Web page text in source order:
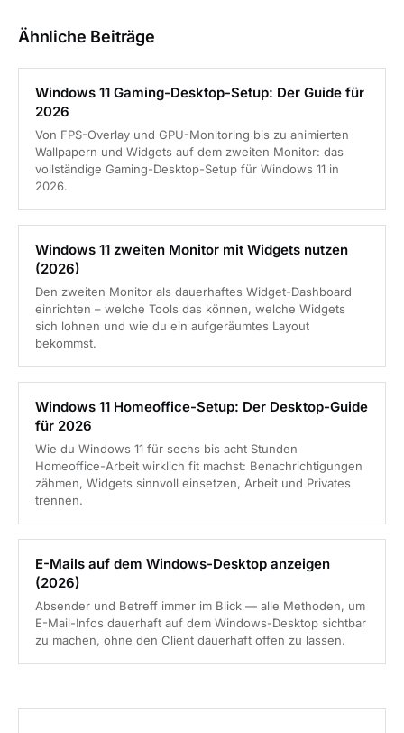
Ähnliche Beiträge
Windows 11 Gaming-Desktop-Setup: Der Guide für
2026
Von FPS-Overlay und GPU-Monitoring bis zu animierten
Wallpapern und Widgets auf dem zweiten Monitor: das
vollständige Gaming-Desktop-Setup für Windows 11 in
2026.
Windows 11 zweiten Monitor mit Widgets nutzen
(2026)
Den zweiten Monitor als dauerhaftes Widget-Dashboard
einrichten – welche Tools das können, welche Widgets
sich lohnen und wie du ein aufgeräumtes Layout
bekommst.
Windows 11 Homeoffice-Setup: Der Desktop-Guide
für 2026
Wie du Windows 11 für sechs bis acht Stunden
Homeoffice-Arbeit wirklich fit machst: Benachrichtigungen
zähmen, Widgets sinnvoll einsetzen, Arbeit und Privates
trennen.
E-Mails auf dem Windows-Desktop anzeigen
(2026)
Absender und Betreff immer im Blick — alle Methoden, um
E-Mail-Infos dauerhaft auf dem Windows-Desktop sichtbar
zu machen, ohne den Client dauerhaft offen zu lassen.